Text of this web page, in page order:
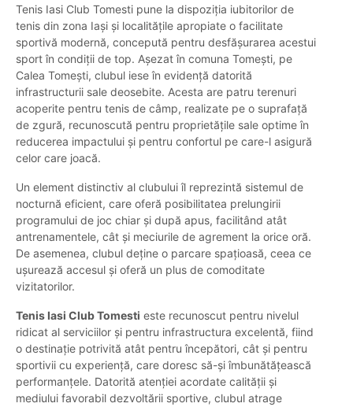
Tenis Iasi Club Tomesti pune la dispoziția iubitorilor de
tenis din zona Iași și localitățile apropiate o facilitate
sportivă modernă, concepută pentru desfășurarea acestui
sport în condiții de top. Așezat în comuna Tomești, pe
Calea Tomești, clubul iese în evidență datorită
infrastructurii sale deosebite. Acesta are patru terenuri
acoperite pentru tenis de câmp, realizate pe o suprafață
de zgură, recunoscută pentru proprietățile sale optime în
reducerea impactului și pentru confortul pe care-l asigură
celor care joacă.
Un element distinctiv al clubului îl reprezintă sistemul de
nocturnă eficient, care oferă posibilitatea prelungirii
programului de joc chiar și după apus, facilitând atât
antrenamentele, cât și meciurile de agrement la orice oră.
De asemenea, clubul deține o parcare spațioasă, ceea ce
ușurează accesul și oferă un plus de comoditate
vizitatorilor.
Tenis Iasi Club Tomesti este recunoscut pentru nivelul
ridicat al serviciilor și pentru infrastructura excelentă, fiind
o destinație potrivită atât pentru începători, cât și pentru
sportivii cu experiență, care doresc să-și îmbunătățească
performanțele. Datorită atenției acordate calității și
mediului favorabil dezvoltării sportive, clubul atrage